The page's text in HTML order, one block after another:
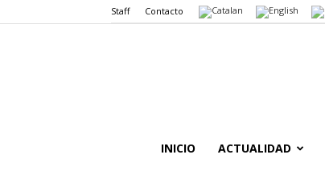
Staff Contacto
INICIO ACTUALIDAD